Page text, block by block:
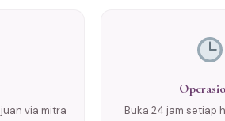
via mitra
Buka 24 jam setiap